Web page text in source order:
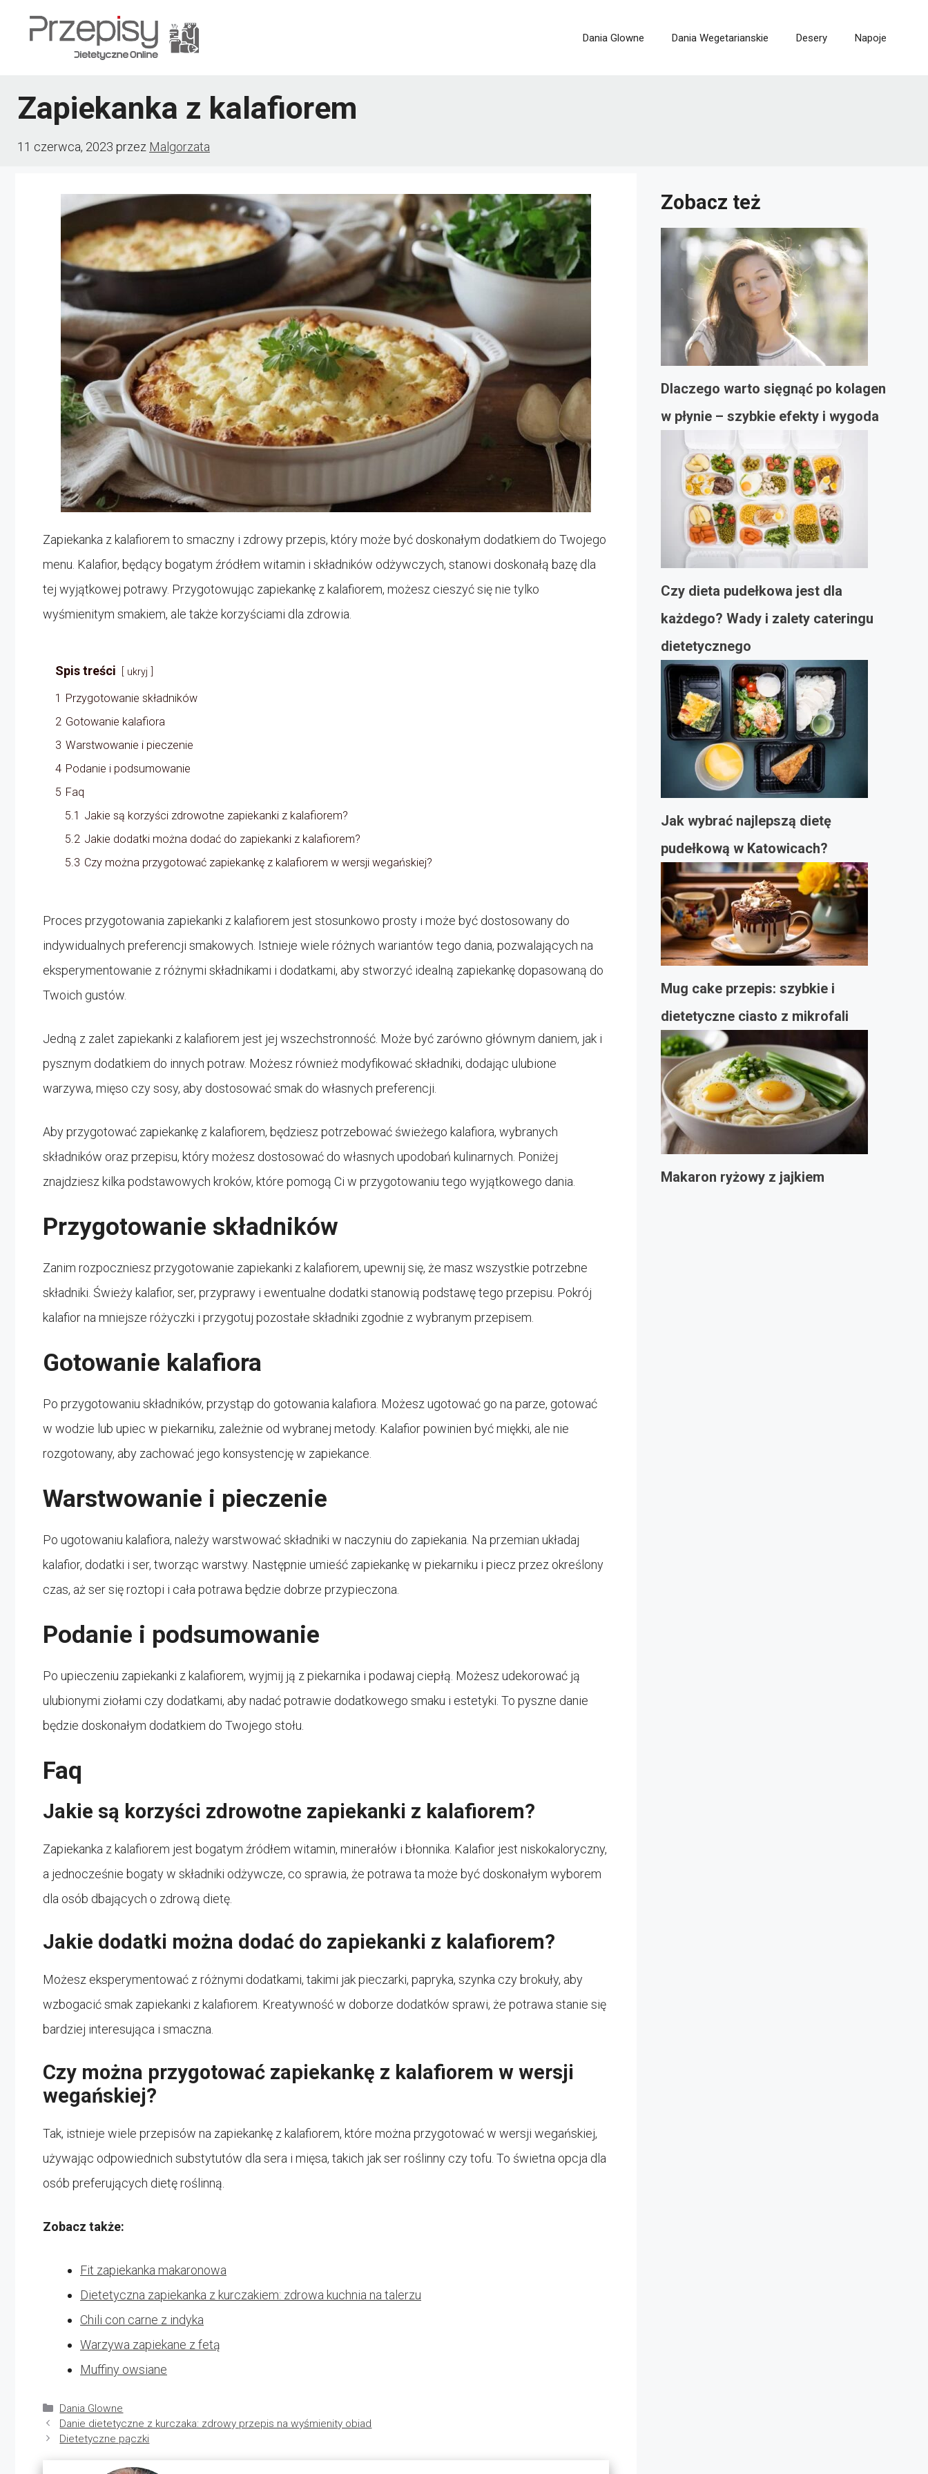
Dania Glowne Dania Wegetarianskie Desery Napoje
Zapiekanka z kalafiorem
11 czerwca, 2023 przez Malgorzata
Zapiekanka z kalafiorem to smaczny i zdrowy przepis, który może być doskonałym dodatkiem do Twojego
menu. Kalafior, będący bogatym źródłem witamin i składników odżywczych, stanowi doskonałą bazę dla
tej wyjątkowej potrawy. Przygotowując zapiekankę z kalafiorem, możesz cieszyć się nie tylko
wyśmienitym smakiem, ale także korzyściami dla zdrowia.
Spis treści ukryj
1 Przygotowanie składników
2 Gotowanie kalafiora
3 Warstwowanie i pieczenie
4 Podanie i podsumowanie
5 Faq
5.1 Jakie są korzyści zdrowotne zapiekanki z kalafiorem?
5.2 Jakie dodatki można dodać do zapiekanki z kalafiorem?
5.3 Czy można przygotować zapiekankę z kalafiorem w wersji wegańskiej?
Proces przygotowania zapiekanki z kalafiorem jest stosunkowo prosty i może być dostosowany do
indywidualnych preferencji smakowych. Istnieje wiele różnych wariantów tego dania, pozwalających na
eksperymentowanie z różnymi składnikami i dodatkami, aby stworzyć idealną zapiekankę dopasowaną do
Twoich gustów.
Jedną z zalet zapiekanki z kalafiorem jest jej wszechstronność. Może być zarówno głównym daniem, jak i
pysznym dodatkiem do innych potraw. Możesz również modyfikować składniki, dodając ulubione
warzywa, mięso czy sosy, aby dostosować smak do własnych preferencji.
Aby przygotować zapiekankę z kalafiorem, będziesz potrzebować świeżego kalafiora, wybranych
składników oraz przepisu, który możesz dostosować do własnych upodobań kulinarnych. Poniżej
znajdziesz kilka podstawowych kroków, które pomogą Ci w przygotowaniu tego wyjątkowego dania.
Przygotowanie składników
Zanim rozpoczniesz przygotowanie zapiekanki z kalafiorem, upewnij się, że masz wszystkie potrzebne
składniki. Świeży kalafior, ser, przyprawy i ewentualne dodatki stanowią podstawę tego przepisu. Pokrój
kalafior na mniejsze różyczki i przygotuj pozostałe składniki zgodnie z wybranym przepisem.
Gotowanie kalafiora
Po przygotowaniu składników, przystąp do gotowania kalafiora. Możesz ugotować go na parze, gotować
w wodzie lub upiec w piekarniku, zależnie od wybranej metody. Kalafior powinien być miękki, ale nie
rozgotowany, aby zachować jego konsystencję w zapiekance.
Warstwowanie i pieczenie
Po ugotowaniu kalafiora, należy warstwować składniki w naczyniu do zapiekania. Na przemian układaj
kalafior, dodatki i ser, tworząc warstwy. Następnie umieść zapiekankę w piekarniku i piecz przez określony
czas, aż ser się roztopi i cała potrawa będzie dobrze przypieczona.
Podanie i podsumowanie
Po upieczeniu zapiekanki z kalafiorem, wyjmij ją z piekarnika i podawaj ciepłą. Możesz udekorować ją
ulubionymi ziołami czy dodatkami, aby nadać potrawie dodatkowego smaku i estetyki. To pyszne danie
będzie doskonałym dodatkiem do Twojego stołu.
Faq
Jakie są korzyści zdrowotne zapiekanki z kalafiorem?
Zapiekanka z kalafiorem jest bogatym źródłem witamin, minerałów i błonnika. Kalafior jest niskokaloryczny,
a jednocześnie bogaty w składniki odżywcze, co sprawia, że potrawa ta może być doskonałym wyborem
dla osób dbających o zdrową dietę.
Jakie dodatki można dodać do zapiekanki z kalafiorem?
Możesz eksperymentować z różnymi dodatkami, takimi jak pieczarki, papryka, szynka czy brokuły, aby
wzbogacić smak zapiekanki z kalafiorem. Kreatywność w doborze dodatków sprawi, że potrawa stanie się
bardziej interesująca i smaczna.
Czy można przygotować zapiekankę z kalafiorem w wersji
wegańskiej?
Tak, istnieje wiele przepisów na zapiekankę z kalafiorem, które można przygotować w wersji wegańskiej,
używając odpowiednich substytutów dla sera i mięsa, takich jak ser roślinny czy tofu. To świetna opcja dla
osób preferujących dietę roślinną.
Zobacz także:
Fit zapiekanka makaronowa
Dietetyczna zapiekanka z kurczakiem: zdrowa kuchnia na talerzu
Chili con carne z indyka
Warzywa zapiekane z fetą
Muffiny owsiane
Kategorie
Dania Glowne
Danie dietetyczne z kurczaka: zdrowy przepis na wyśmienity obiad
Dietetyczne pączki
Zobacz też
Dlaczego warto sięgnąć po kolagen
w płynie – szybkie efekty i wygoda
Czy dieta pudełkowa jest dla
każdego? Wady i zalety cateringu
dietetycznego
Jak wybrać najlepszą dietę
pudełkową w Katowicach?
Mug cake przepis: szybkie i
dietetyczne ciasto z mikrofali
Makaron ryżowy z jajkiem